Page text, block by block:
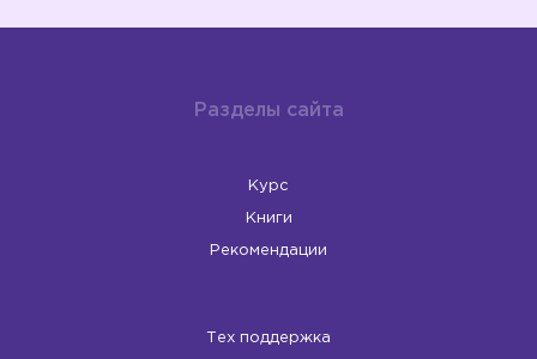
Разделы сайта
Курс
Книги
Рекомендации
Тех поддержка